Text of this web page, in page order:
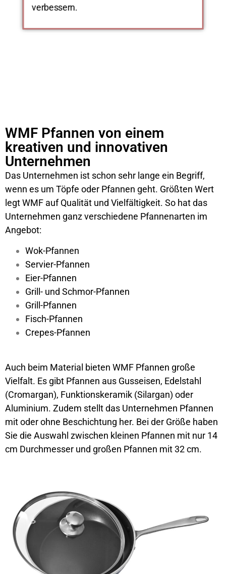
verbessern.
WMF Pfannen von einem
kreativen und innovativen
Unternehmen
Das Unternehmen ist schon sehr lange ein Begriff,
wenn es um Töpfe oder Pfannen geht. Größten Wert
legt WMF auf Qualität und Vielfältigkeit. So hat das
Unternehmen ganz verschiedene Pfannenarten im
Angebot:
Wok-Pfannen
Servier-Pfannen
Eier-Pfannen
Grill- und Schmor-Pfannen
Grill-Pfannen
Fisch-Pfannen
Crepes-Pfannen
Auch beim Material bieten WMF Pfannen große
Vielfalt. Es gibt Pfannen aus Gusseisen, Edelstahl
(Cromargan), Funktionskeramik (Silargan) oder
Aluminium. Zudem stellt das Unternehmen Pfannen
mit oder ohne Beschichtung her. Bei der Größe haben
Sie die Auswahl zwischen kleinen Pfannen mit nur 14
cm Durchmesser und großen Pfannen mit 32 cm.